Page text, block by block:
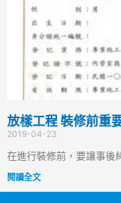
放樣工程 裝修前重
2019-04-23
在進行裝修前，要讓事後
閱讀全文